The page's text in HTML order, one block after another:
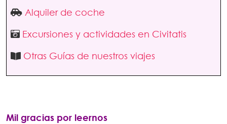
Alquiler de coche
Excursiones y actividades en Civitatis
Otras Guías de nuestros viajes
Mil gracias por leernos